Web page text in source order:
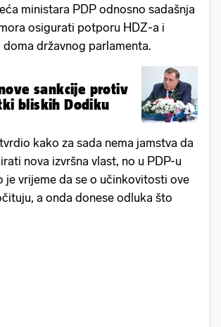
ministara PDP odnosno sadašnja
osigurati potporu HDZ-a i
državnog parlamenta.
sankcije protiv
bliskih Dodiku
kako za sada nema jamstva da
nova izvršna vlast, no u PDP-u
je vrijeme da se o učinkovitosti ove
a onda donese odluka što